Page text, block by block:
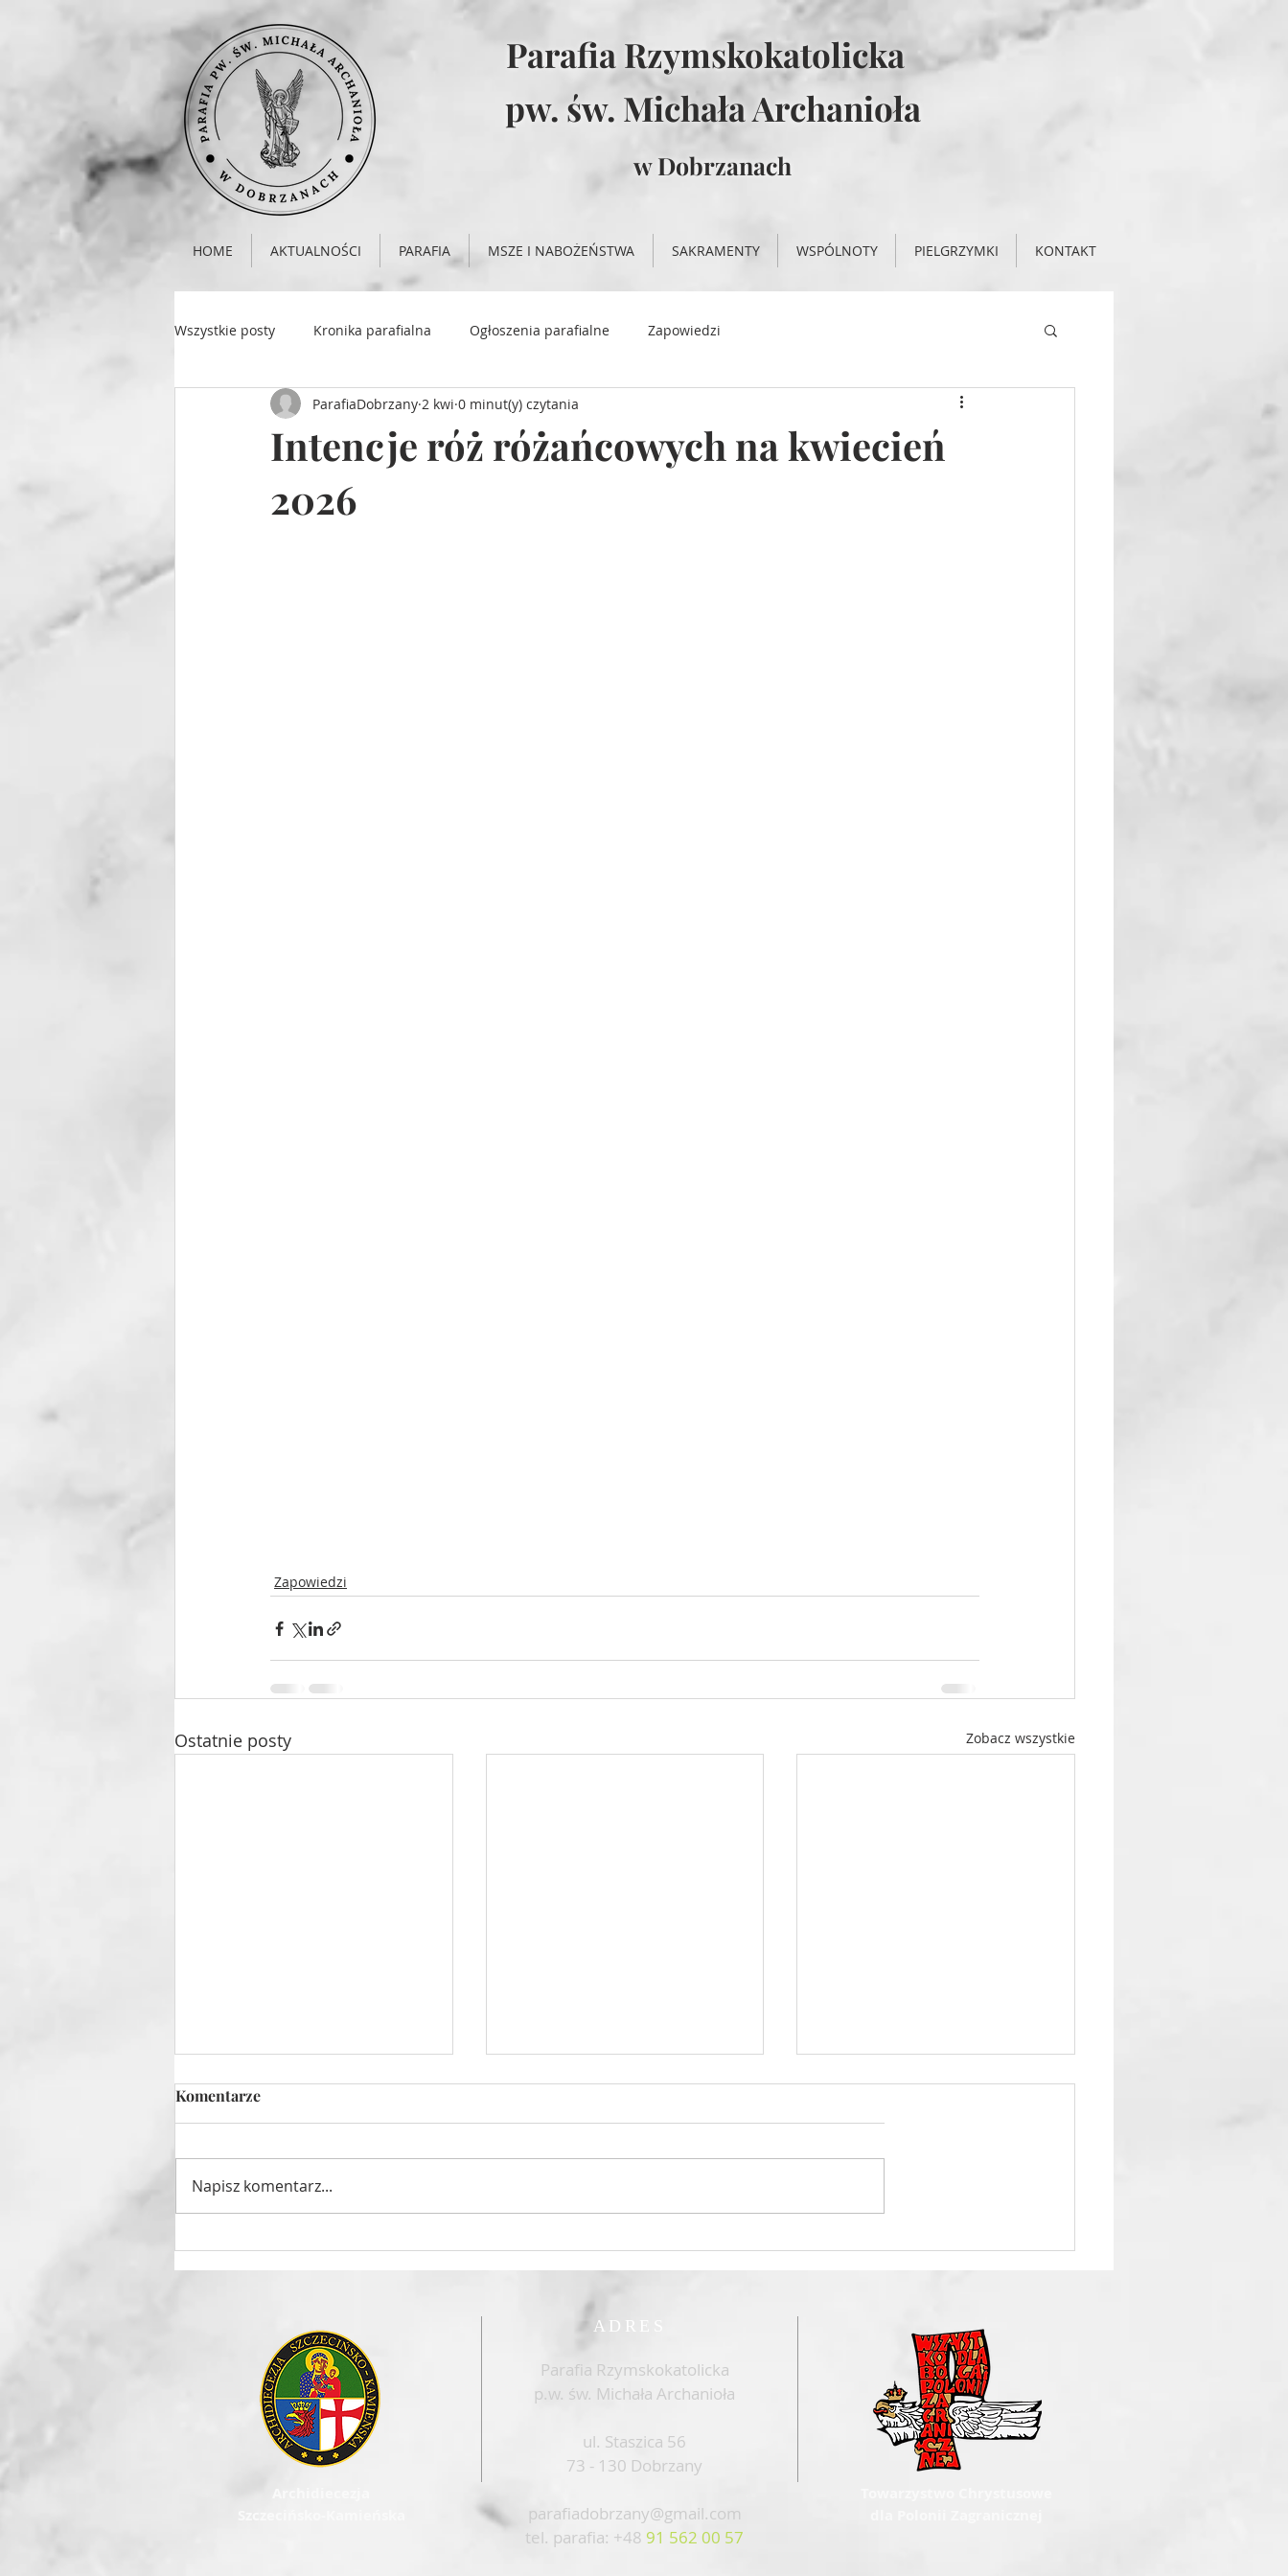
Parafia Rzymskokatolicka
pw. św. Michała Archanioła
w Dobrzanach
HOME AKTUALNOŚCI PARAFIA MSZE I NABOŻEŃSTWA SAKRAMENTY WSPÓLNOTY PIELGRZYMKI KONTAKT
Wszystkie posty Kronika parafialna Ogłoszenia parafialne Zapowiedzi
Intencje róż różańcowych na kwiecień
2026
ParafiaDobrzany 2 kwi 0 minut(y) czytania
Zapowiedzi
Ostatnie posty Zobacz wszystkie
sierpień 2026
lipiec 2026
Komentarze
Napisz komentarz...
ADRES
Parafia Rzymskokatolicka
p.w. św. Michała Archanioła
ul. Staszica 56
73 - 130 Dobrzany
parafiadobrzany@gmail.com
tel. parafia: +48 91 562 00 57